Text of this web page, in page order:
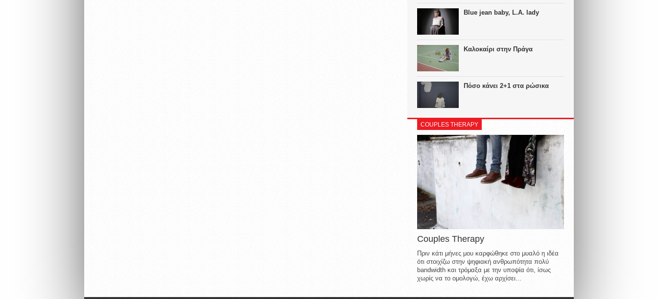
Blue jean baby, L.A. lady
Καλοκαίρι στην Πράγα
Πόσο κάνει 2+1 στα ρώσικα
COUPLES THERAPY
Couples Therapy
Πριν κάτι μήνες μου καρφώθηκε στο μυαλό η ιδέα
ότι στοιχίζω στην ψηφιακή ανθρωπότητα πολύ
bandwidth και τρόμαξα με την υποψία ότι, ίσως
χωρίς να το ομολογώ, έχω αρχίσει...